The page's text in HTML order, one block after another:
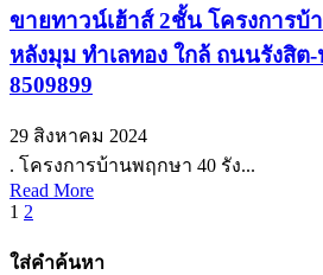
ขายทาวน์เฮ้าส์ 2ชั้น โครงการบ้
หลังมุม ทำเลทอง ใกล้ ถนนรังสิต
8509899
29 สิงหาคม 2024
. โครงการบ้านพฤกษา 40 รัง...
Read More
Posts
pagination
1 2
ใส่คำค้นหา